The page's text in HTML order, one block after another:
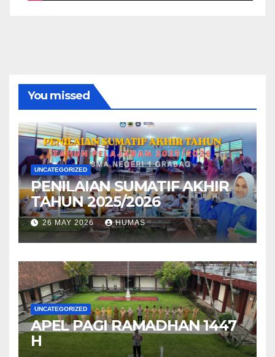
You missed
UNCATEGORIZED
PENILAIAN SUMATIF AKHIR
TAHUN 2025/2026
26 MAY 2026 HUMAS
UNCATEGORIZED
APEL PAGI RAMADHAN 1447
H